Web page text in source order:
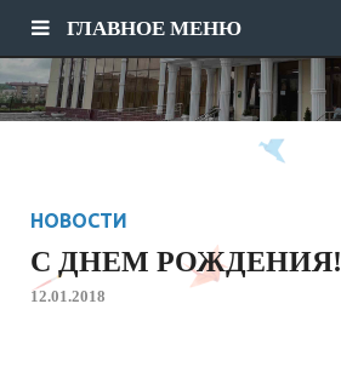
ГЛАВНОЕ МЕНЮ
НОВОСТИ
C ДНЕМ РОЖДЕНИЯ!
12.01.2018